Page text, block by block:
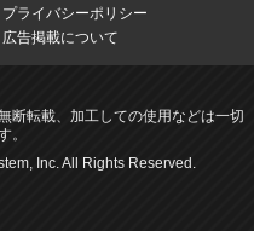
プライバシーポリシー
広告掲載について
断転載、加工しての使用などは一切
。
Inc. All Rights Reserved.